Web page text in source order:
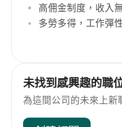
高佣金制度，收入
多勞多得，工作彈
未找到感興趣的職
為這間公司的未來上新